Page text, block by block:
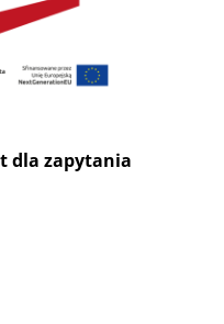
dla zapytania